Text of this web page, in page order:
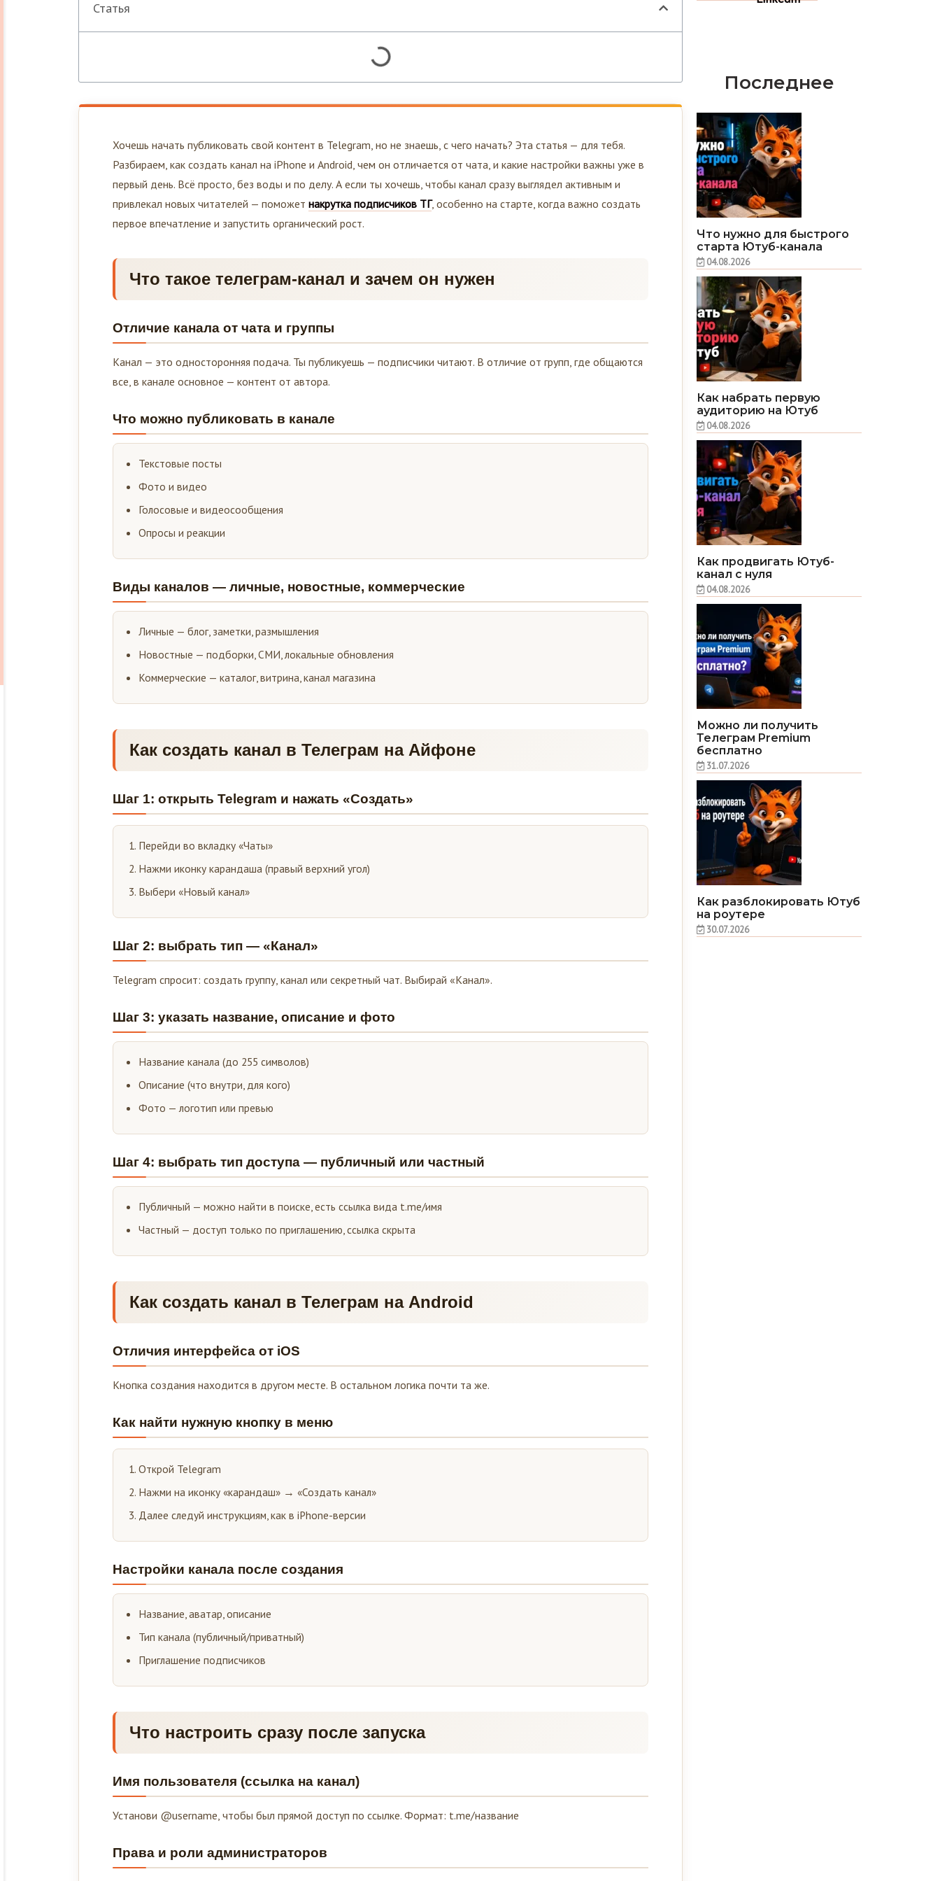
Статья
Хочешь начать публиковать свой контент в Telegram, но не знаешь, с чего начать? Эта статья — для тебя.
Разбираем, как создать канал на iPhone и Android, чем он отличается от чата, и какие настройки важны уже в
первый день. Всё просто, без воды и по делу. А если ты хочешь, чтобы канал сразу выглядел активным и
привлекал новых читателей — поможет накрутка подписчиков ТГ, особенно на старте, когда важно создать
первое впечатление и запустить органический рост.
Что такое телеграм-канал и зачем он нужен
Отличие канала от чата и группы
Канал — это односторонняя подача. Ты публикуешь — подписчики читают. В отличие от групп, где общаются
все, в канале основное — контент от автора.
Что можно публиковать в канале
Текстовые посты
Фото и видео
Голосовые и видеосообщения
Опросы и реакции
Виды каналов — личные, новостные, коммерческие
Личные — блог, заметки, размышления
Новостные — подборки, СМИ, локальные обновления
Коммерческие — каталог, витрина, канал магазина
Как создать канал в Телеграм на Айфоне
Шаг 1: открыть Telegram и нажать «Создать»
Перейди во вкладку «Чаты»
Нажми иконку карандаша (правый верхний угол)
Выбери «Новый канал»
Шаг 2: выбрать тип — «Канал»
Telegram спросит: создать группу, канал или секретный чат. Выбирай «Канал».
Шаг 3: указать название, описание и фото
Название канала (до 255 символов)
Описание (что внутри, для кого)
Фото — логотип или превью
Шаг 4: выбрать тип доступа — публичный или частный
Публичный — можно найти в поиске, есть ссылка вида t.me/имя
Частный — доступ только по приглашению, ссылка скрыта
Как создать канал в Телеграм на Android
Отличия интерфейса от iOS
Кнопка создания находится в другом месте. В остальном логика почти та же.
Как найти нужную кнопку в меню
Открой Telegram
Нажми на иконку «карандаш» → «Создать канал»
Далее следуй инструкциям, как в iPhone-версии
Настройки канала после создания
Название, аватар, описание
Тип канала (публичный/приватный)
Приглашение подписчиков
Что настроить сразу после запуска
Имя пользователя (ссылка на канал)
Установи @username, чтобы был прямой доступ по ссылке. Формат: t.me/название
Права и роли администраторов
Последнее
Что нужно для быстрого
старта Ютуб-канала
04.08.2026
Как набрать первую
аудиторию на Ютуб
04.08.2026
Как продвигать Ютуб-
канал с нуля
04.08.2026
Можно ли получить
Телеграм Premium
бесплатно
31.07.2026
Как разблокировать Ютуб
на роутере
30.07.2026